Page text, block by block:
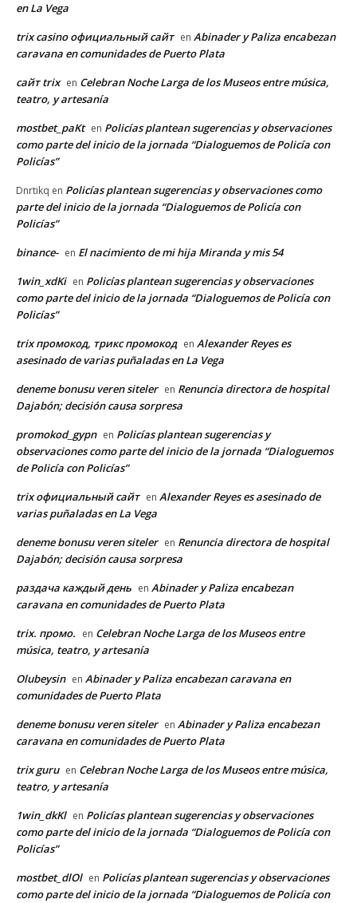
en La Vega
trix casino официальный сайт en Abinader y Paliza encabezan
caravana en comunidades de Puerto Plata
сайт trix en Celebran Noche Larga de los Museos entre música,
teatro, y artesanía
mostbet_paKt en Policías plantean sugerencias y observaciones
como parte del inicio de la jornada “Dialoguemos de Policía con
Policías”
Dnrtikq en Policías plantean sugerencias y observaciones como
parte del inicio de la jornada “Dialoguemos de Policía con
Policías”
binance- en El nacimiento de mi hija Miranda y mis 54
1win_xdKi en Policías plantean sugerencias y observaciones
como parte del inicio de la jornada “Dialoguemos de Policía con
Policías”
trix промокод, трикс промокод en Alexander Reyes es
asesinado de varias puñaladas en La Vega
deneme bonusu veren siteler en Renuncia directora de hospital
Dajabón; decisión causa sorpresa
promokod_gypn en Policías plantean sugerencias y
observaciones como parte del inicio de la jornada “Dialoguemos
de Policía con Policías”
trix официальный сайт en Alexander Reyes es asesinado de
varias puñaladas en La Vega
deneme bonusu veren siteler en Renuncia directora de hospital
Dajabón; decisión causa sorpresa
раздача каждый день en Abinader y Paliza encabezan
caravana en comunidades de Puerto Plata
trix. промо. en Celebran Noche Larga de los Museos entre
música, teatro, y artesanía
Olubeysin en Abinader y Paliza encabezan caravana en
comunidades de Puerto Plata
deneme bonusu veren siteler en Abinader y Paliza encabezan
caravana en comunidades de Puerto Plata
trix guru en Celebran Noche Larga de los Museos entre música,
teatro, y artesanía
1win_dkKl en Policías plantean sugerencias y observaciones
como parte del inicio de la jornada “Dialoguemos de Policía con
Policías”
mostbet_dlOl en Policías plantean sugerencias y observaciones
como parte del inicio de la jornada “Dialoguemos de Policía con